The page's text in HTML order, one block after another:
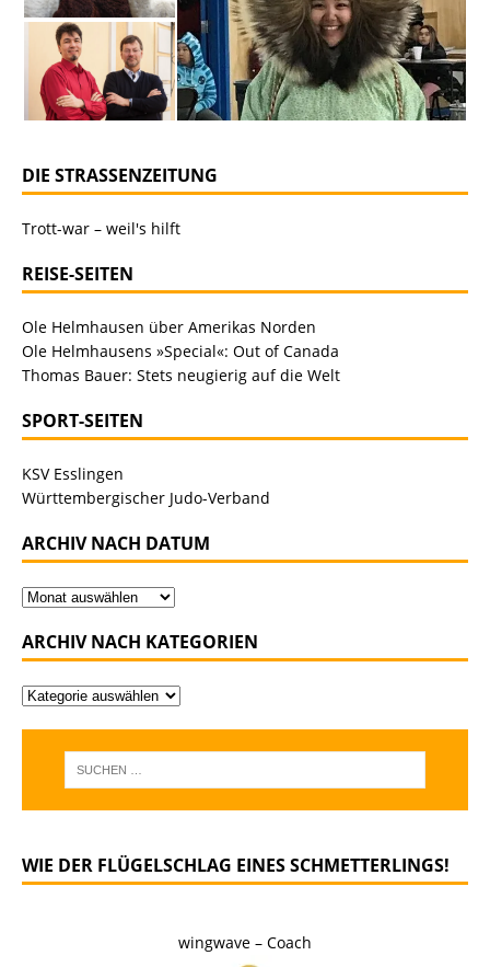
DIE STRASSENZEITUNG
Trott-war – weil's hilft
REISE-SEITEN
Ole Helmhausen über Amerikas Norden
Ole Helmhausens »Special«: Out of Canada
Thomas Bauer: Stets neugierig auf die Welt
SPORT-SEITEN
KSV Esslingen
Württembergischer Judo-Verband
ARCHIV NACH DATUM
ARCHIV NACH KATEGORIEN
WIE DER FLÜGELSCHLAG EINES SCHMETTERLINGS!
wingwave – Coach